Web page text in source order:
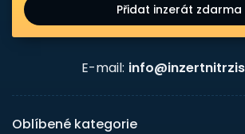
Přidat inzerát zdarma
E-mail:
Oblíbené kategorie